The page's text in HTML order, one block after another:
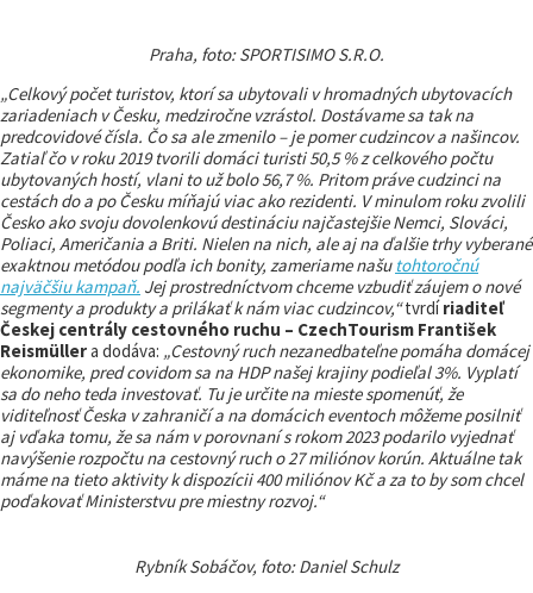
Praha, foto: SPORTISIMO S.R.O.
„Celkový počet turistov, ktorí sa ubytovali v hromadných ubytovacích
zariadeniach v Česku, medziročne vzrástol. Dostávame sa tak na
predcovidové čísla. Čo sa ale zmenilo – je pomer cudzincov a našincov.
Zatiaľ čo v roku 2019 tvorili domáci turisti 50,5 % z celkového počtu
ubytovaných hostí, vlani to už bolo 56,7 %. Pritom práve cudzinci na
cestách do a po Česku míňajú viac ako rezidenti. V minulom roku zvolili
Česko ako svoju dovolenkovú destináciu najčastejšie Nemci, Slováci,
Poliaci, Američania a Briti. Nielen na nich, ale aj na ďalšie trhy vyberané
exaktnou metódou podľa ich bonity, zameriame našu tohtoročnú
najväčšiu kampaň. Jej prostredníctvom chceme vzbudiť záujem o nové
segmenty a produkty a prilákať k nám viac cudzincov,“tvrdíriaditeľ
Českej centrály cestovného ruchu – CzechTourism František
Reismüllera dodáva: „Cestovný ruch nezanedbateľne pomáha domácej
ekonomike, pred covidom sa na HDP našej krajiny podieľal 3%. Vyplatí
sa do neho teda investovať. Tu je určite na mieste spomenúť, že
viditeľnosť Česka v zahraničí a na domácich eventoch môžeme posilniť
aj vďaka tomu, že sa nám v porovnaní s rokom 2023 podarilo vyjednať
navýšenie rozpočtu na cestovný ruch o 27 miliónov korún. Aktuálne tak
máme na tieto aktivity k dispozícii 400 miliónov Kč a za to by som chcel
poďakovať Ministerstvu pre miestny rozvoj.“
Rybník Sobáčov, foto: Daniel Schulz